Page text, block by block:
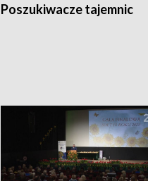
Poszukiwacze tajemnic